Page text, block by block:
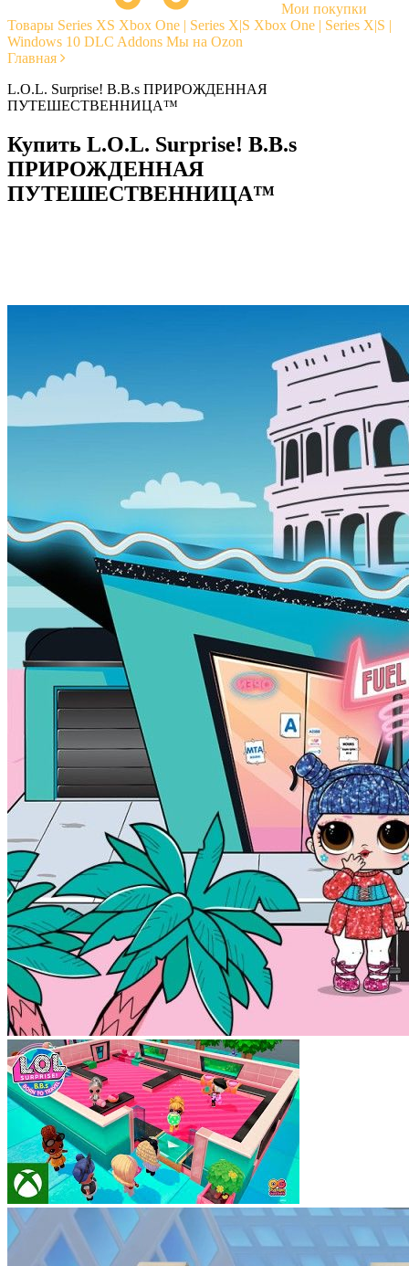
Мои покупки
Товары Series XS Xbox One | Series X|S Xbox One | Series X|S |
Windows 10 DLC Addons Мы на Ozon
Главная
L.O.L. Surprise! B.B.s ПРИРОЖДЕННАЯ
ПУТЕШЕСТВЕННИЦА™
Купить L.O.L. Surprise! B.B.s
ПРИРОЖДЕННАЯ
ПУТЕШЕСТВЕННИЦА™